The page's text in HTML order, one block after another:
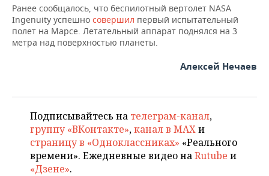
ОПК
ТРАНСПОРТ
УСЛУГИ
IT
МЕДИА
НОВОСТИ МЕРОПРИЯТИЙ
ВЫЕЗДНАЯ РЕДАКЦИЯ
ОТКРЫТАЯ ЛЕКЦИЯ
СПОРТ
НОВОСТИ СПОРТА
БАСКЕТБОЛ
ВОЛЕЙБОЛ
ОБЩЕСТВО
ИНФРАСТРУКТУРА
ИСТОРИЯ
СПРАВОЧНИК
СПИСОК ПЕРСОН
ПОЛНАЯ ВЕРСИЯ
Ранее сообщалось, что беспилотный вертолет NASA
Ingenuity успешно совершил первый испытательный
полет на Марсе. Летательный аппарат поднялся на 3
метра над поверхностью планеты.
Алексей Нечаев
Подписывайтесь на телеграм-канал,
группу «ВКонтакте»,канал в MAXи
страницу в «Одноклассниках» «Реального
времени». Ежедневные видео наRutube и
«Дзене».